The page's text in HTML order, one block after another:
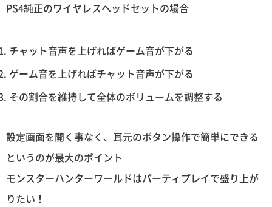
PS4純正のワイヤレスヘッドセットの場合
チャット音声を上げればゲーム音が下がる
ゲーム音を上げればチャット音声が下がる
その割合を維持して全体のボリュームを調整する
設定画面を開く事なく、耳元のボタン操作で簡単にできる
というのが最大のポイント
モンスターハンターワールドはパーティプレイで盛り上が
りたい！